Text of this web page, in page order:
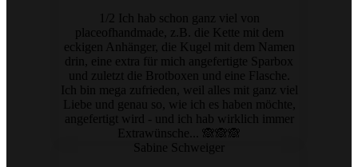
1/2 Ich hab schon ganz viel von
placeofhandmade, z.B. die Kette mit dem
eckigen Anhänger, die Kugel mit dem Namen
drin, eine extra für mich angefertigte Sparbox
und zuletzt die Brotboxen und eine Flasche.
Ich bin mega zufrieden, weil alles mit ganz viel
Liebe und genau so, wie ich es haben möchte,
angefertigt wird - und ich hab wirklich immer
Extrawünsche... 🙈🙈🙈
Sabine Schweiger